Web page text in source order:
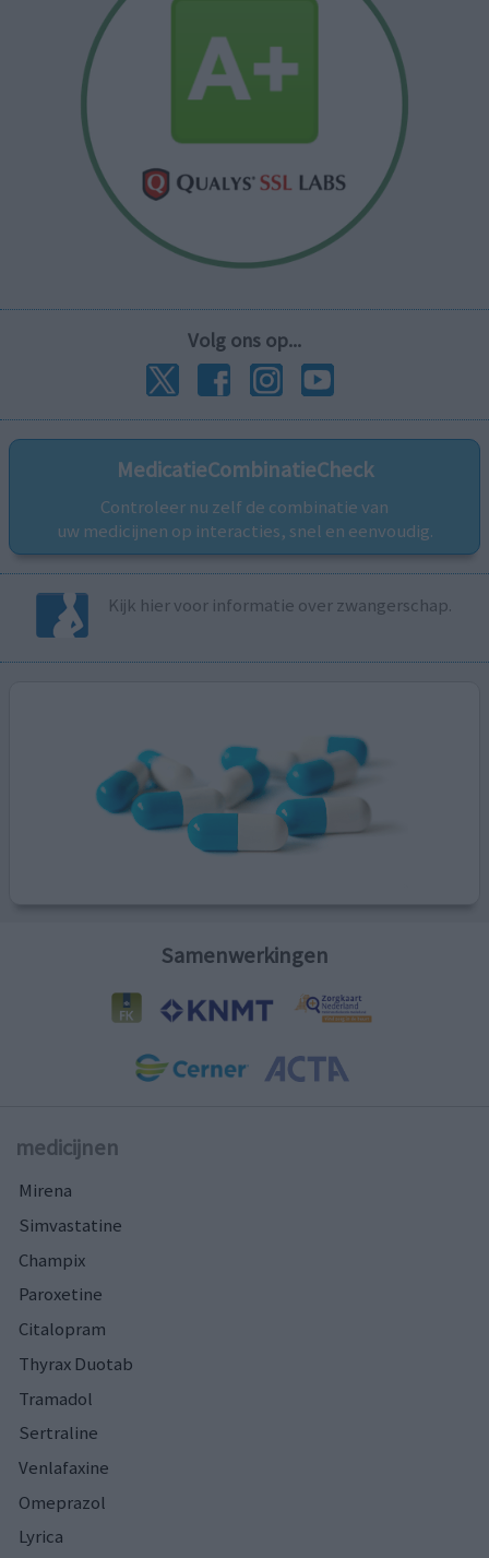
Volg ons op...
MedicatieCombinatieCheck
Controleer nu zelf de combinatie van
uw medicijnen op interacties, snel en eenvoudig.
Kijk hier voor informatie over zwangerschap.
Samenwerkingen
medicijnen
Mirena
Simvastatine
Champix
Paroxetine
Citalopram
Thyrax Duotab
Tramadol
Sertraline
Venlafaxine
Omeprazol
Lyrica